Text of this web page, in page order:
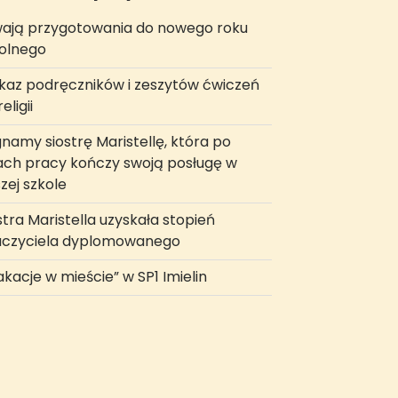
przygotowania do nowego roku
podręczników i zeszytów ćwiczeń
siostrę Maristellę, która po
pracy kończy swoją posługę w
szkole
Maristella uzyskała stopień
dyplomowanego
w mieście” w SP1 Imielin